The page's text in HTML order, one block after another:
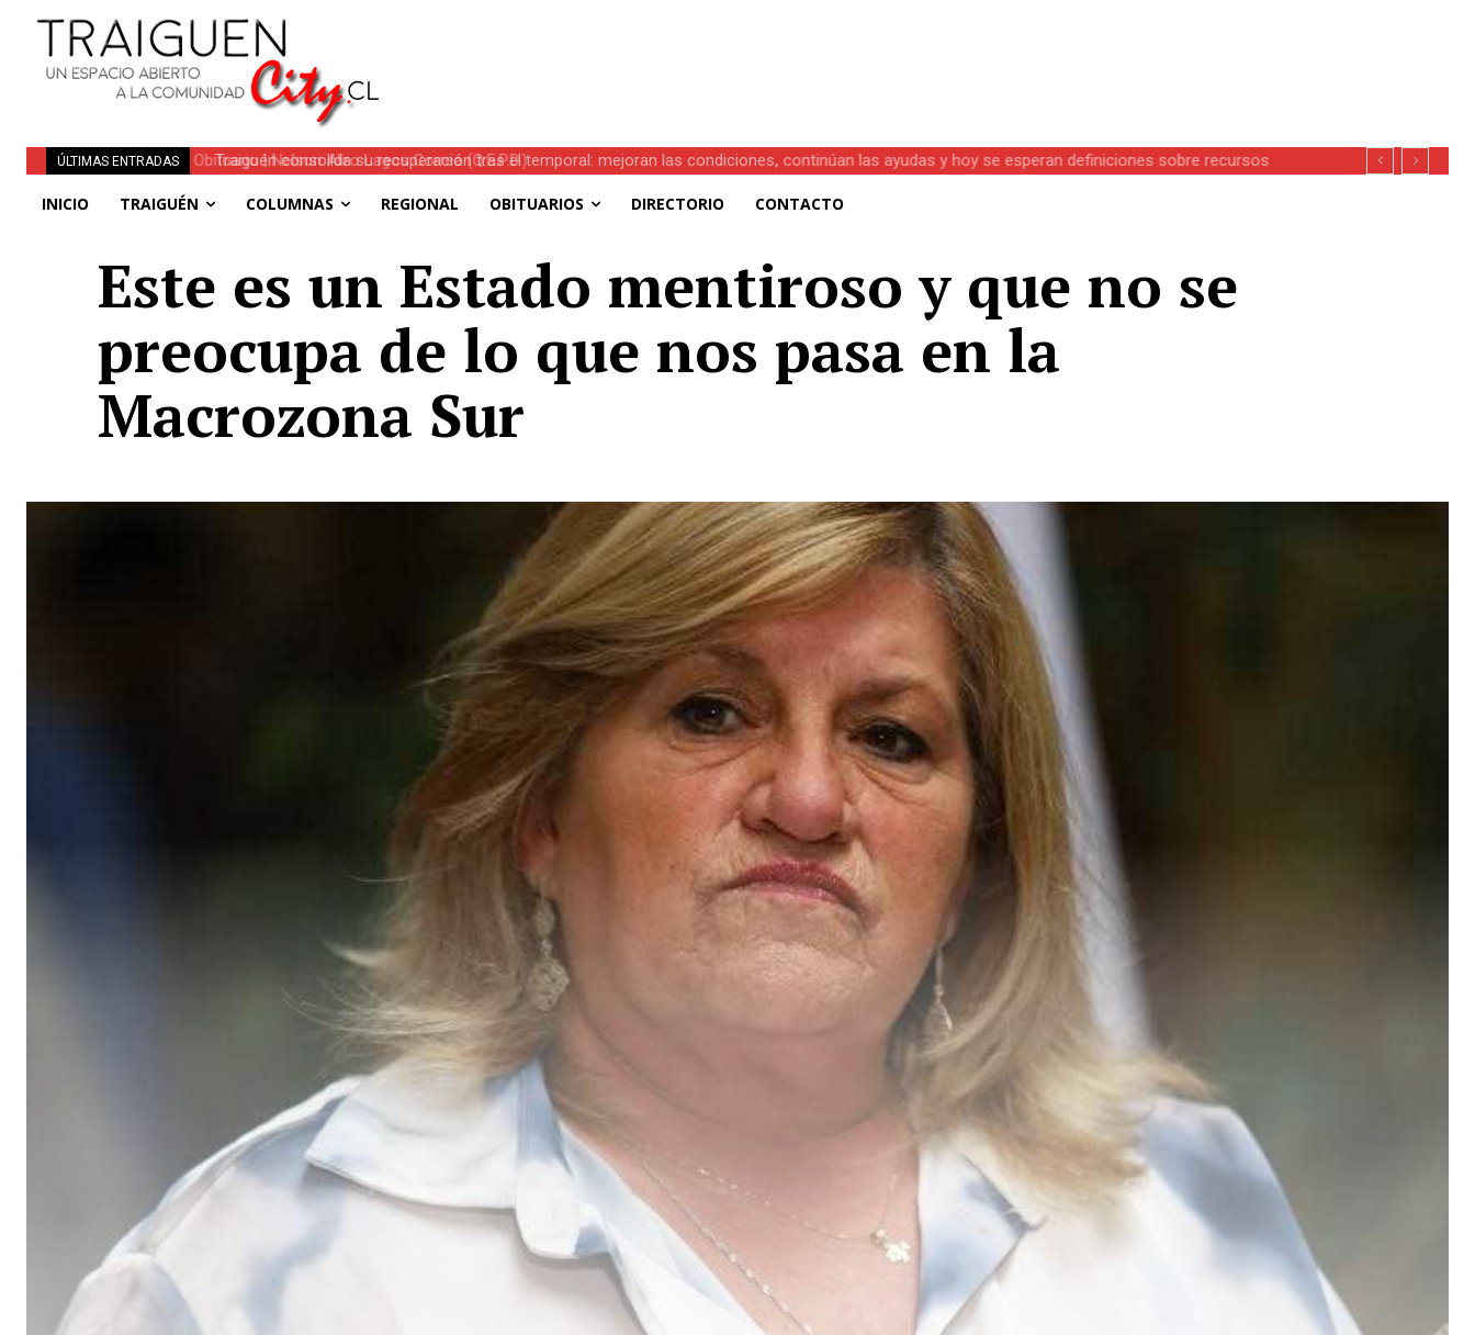
ÚLTIMAS ENTRADAS
Traiguén consolida su recuperación tras el temporal: mejoran las condiciones, continúan las ayudas y hoy se esperan definiciones sobre recursos
INICIO TRAIGUÉN COLUMNAS REGIONAL OBITUARIOS DIRECTORIO CONTACTO
Este es un Estado mentiroso y que no se
preocupa de lo que nos pasa en la
Macrozona Sur